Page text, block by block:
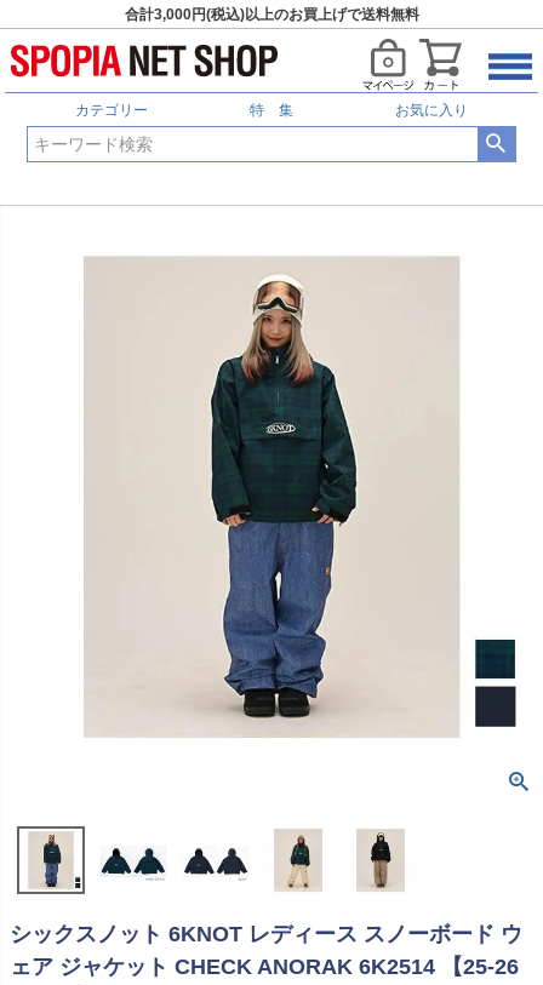
合計3,000円(税込)以上のお買上げで送料無料
カテゴリー 特 集 お気に入り
シックスノット 6KNOT レディース スノーボード ウ
ェア ジャケット CHECK ANORAK 6K2514 【25-26